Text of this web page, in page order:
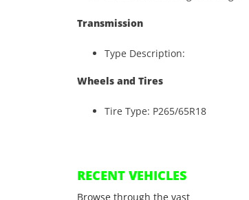
Transmission
Type Description:
Wheels and Tires
Tire Type: P265/65R18
RECENT VEHICLES
Browse through the vast